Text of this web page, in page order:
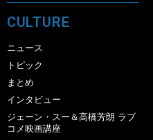
CULTURE
ニュース
トピック
まとめ
インタビュー
ジェーン・スー＆高橋芳朗 ラブ
コメ映画講座